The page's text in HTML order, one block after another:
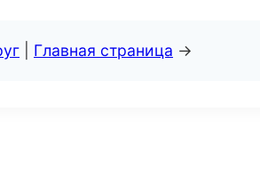
Главная страница →